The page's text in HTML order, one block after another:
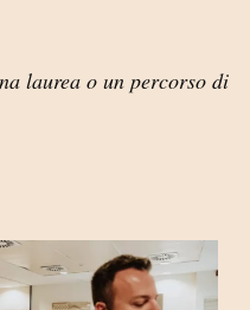
laurea o un percorso di